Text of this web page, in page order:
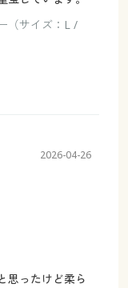
（サイズ：L /
2026-04-26
思ったけど柔ら